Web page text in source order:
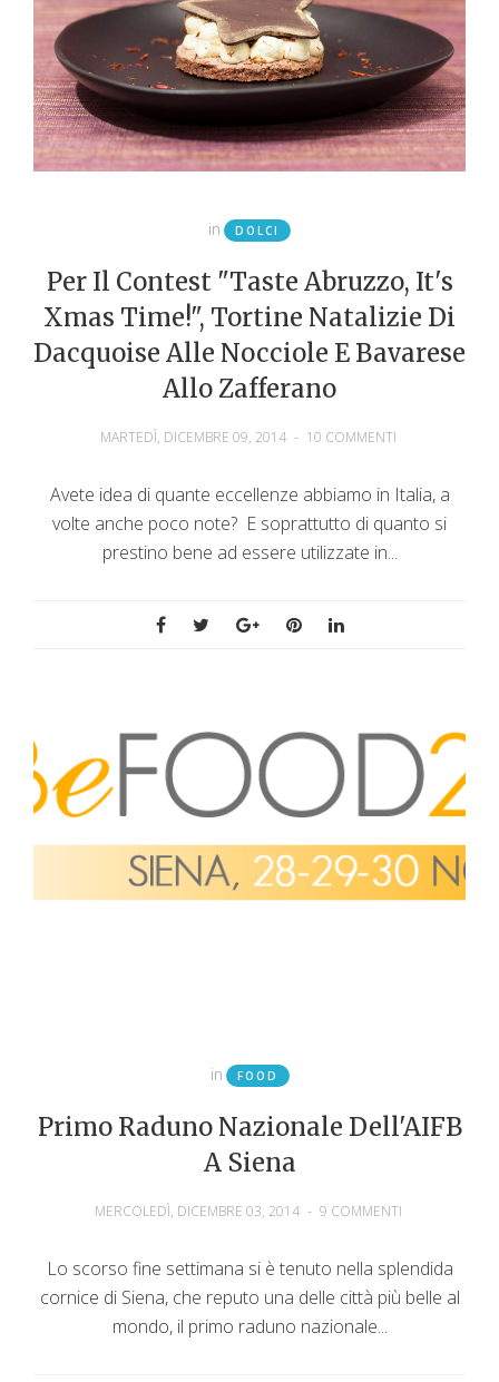
in DOLCI
Per Il Contest "Taste Abruzzo, It's
Xmas Time!", Tortine Natalizie Di
Dacquoise Alle Nocciole E Bavarese
Allo Zafferano
MARTEDÌ, DICEMBRE 09, 2014 - 10 COMMENTI
Avete idea di quante eccellenze abbiamo in Italia, a
volte anche poco note? E soprattutto di quanto si
prestino bene ad essere utilizzate in...
in FOOD
Primo Raduno Nazionale Dell'AIFB
A Siena
MERCOLEDÌ, DICEMBRE 03, 2014 - 9 COMMENTI
Lo scorso fine settimana si è tenuto nella splendida
cornice di Siena, che reputo una delle città più belle al
mondo, il primo raduno nazionale...